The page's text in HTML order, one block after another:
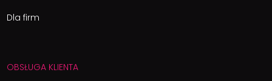
Dla firm
OBSŁUGA KLIENTA